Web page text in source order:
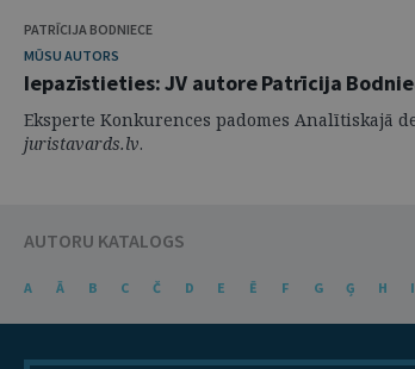
PATRĪCIJA BODNIECE
MŪSU AUTORS
Iepazīstieties: JV autore Patrīcija
Eksperte Konkurences padomes Analītiskajā
juristavards.lv.
AUTORU KATALOGS
A Ā B C Č D E Ē F G Ģ H I